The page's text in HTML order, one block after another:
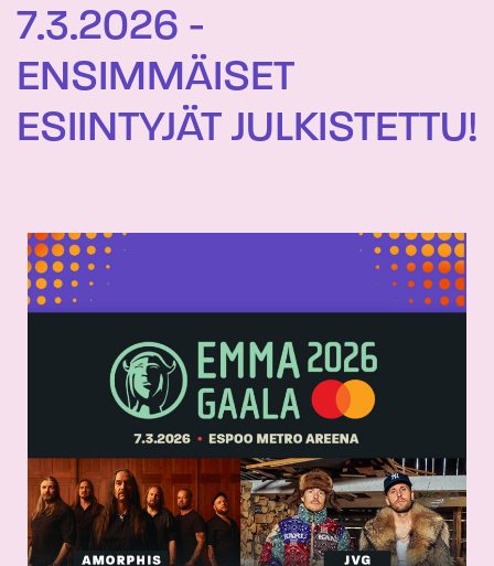
7.3.2026 -
ENSIMMÄISET
ESIINTYJÄT JULKISTETTU!